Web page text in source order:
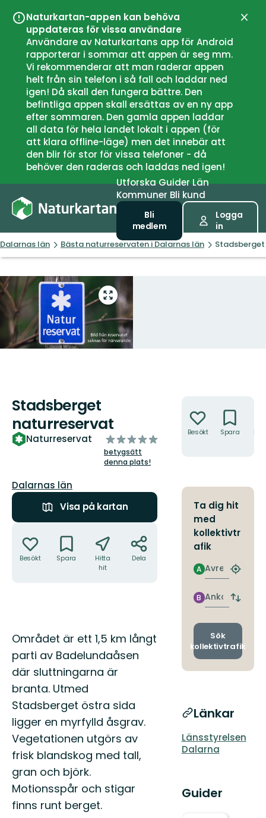
Naturkartan-appen kan behöva
uppdateras för vissa användare
Användare av Naturkartans app för Android
rapporterar i sommar att appen är seg mm.
Vi rekommenderar att man raderar appen
helt från sin telefon i så fall och laddar ned
igen! Då skall den fungera bättre. Den
befintliga appen skall ersättas av en ny app
efter sommaren. Den gamla appen laddar
all data för hela landet lokalt i appen (för
att klara offline-läge) men det innebär att
den blir för stor för vissa telefoner - då
behöver den raderas och laddas ned igen!
UtforskaGuiderLän
Kommuner Bli kund
Bli
medlem
Logga
in
Dalarnas län Bästa naturreservaten i Dalarnas län
Gå
helskärmsläge
Stadsberget
naturreservat
Naturreservat
av
5
stjärnor
betygsätt
denna plats!
Län:
Dalarnas län
Visa på kartan
Besökt Spara
Hitta
hit
Dela
Beskrivning
Området är ett 1,5 km långt
parti av Badelundaåsen
där sluttningarna är
branta. Utmed
Stadsberget östra sida
ligger en myrfylld åsgrav.
Vegetationen utgörs av
frisk blandskog med tall,
gran och björk.
Motionsspår och stigar
finns runt berget.
Besökt Spara
Ta dig hit
med
kollektivtr
afik
Avresa
A
Hitta
Ankomst
B
Byt
och
Sök
kollektivtrafik
Länkar
Länsstyrelsen
Dalarna
Guider